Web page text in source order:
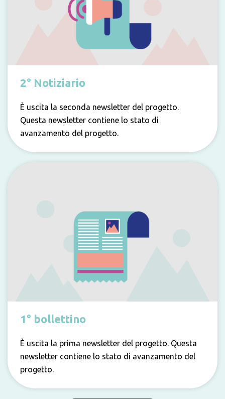
2° Notiziario
È uscita la seconda newsletter del progetto.
Questa newsletter contiene lo stato di
avanzamento del progetto.
1° bollettino
È uscita la prima newsletter del progetto. Questa
newsletter contiene lo stato di avanzamento del
progetto.